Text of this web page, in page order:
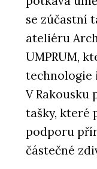
se zúčastní
ateliéru
UMPRUM,
technologie
V Rakousku
tašky, které
podporu
částečné